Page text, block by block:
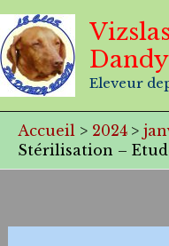
Aller
au
contenu
Eleveur
Accueil 2024
Stérilisation –